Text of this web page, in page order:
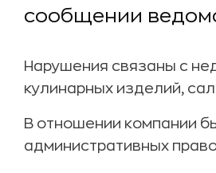
сообщении
Нарушения связаны с
кулинарных изделий,
В отношении компании
административных